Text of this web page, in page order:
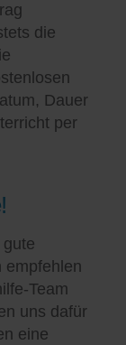
die
Dauer
per
empfehlen
Team
uns dafür
eine